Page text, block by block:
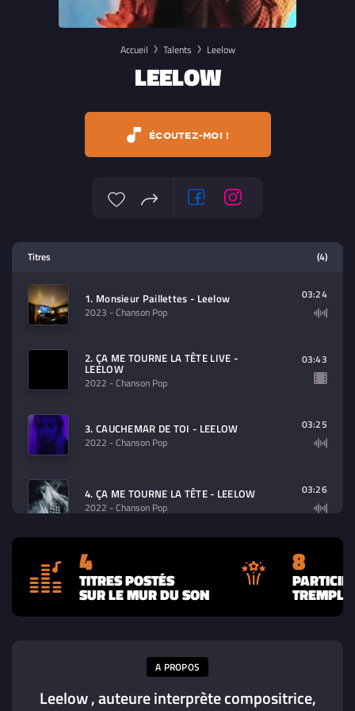
Accueil Talents Leelow
LEELOW
ÉCOUTEZ-MOI !
contenu à lire (audio/video)
Titres (4)
1. Monsieur Paillettes - Leelow
2023 - Chanson Pop
03:24
2. ÇA ME TOURNE LA TÊTE LIVE -
LEELOW
2022 - Chanson Pop
03:43
3. CAUCHEMAR DE TOI - LEELOW
2022 - Chanson Pop
03:25
4. ÇA ME TOURNE LA TÊTE - LEELOW
2022 - Chanson Pop
03:26
4
TITRES POSTÉS
SUR LE MUR DU SON
8
A PROPOS
Leelow , auteure interprète compositrice,